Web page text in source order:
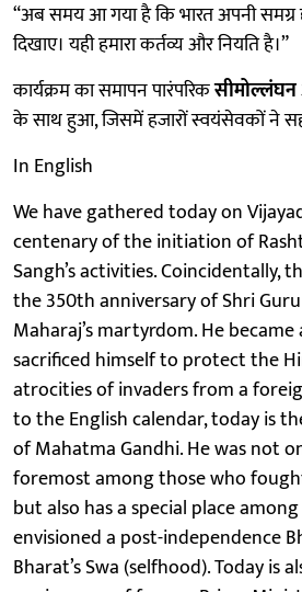
“अब समय आ गया है कि भारत अपनी समग्र
दिखाए। यही हमारा कर्तव्य और नियति है।”
कार्यक्रम का समापन पारंपरिकसीमोल्लंघन
के साथ हुआ, जिसमें हजारों स्वयंसेवकों ने
In English
We have gathered today on
centenary of the initiation of
Sangh’s activities. Coincidentally,
the 350th anniversary of Shri
Maharaj’s martyrdom. He became
sacrificed himself to protect the
atrocities of invaders from a
to the English calendar, today is
of Mahatma Gandhi. He was not
foremost among those who
but also has a special place
envisioned a post-independence
Bharat’s Swa (selfhood). Today is